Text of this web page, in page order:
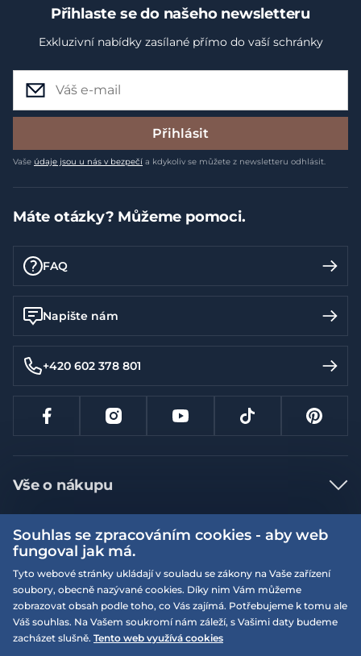
Přihlaste se do našeho newsletteru
Exkluzivní nabídky zasílané přímo do vaší schránky
Přihlásit
Vaše údaje jsou u nás v bezpečí a kdykoliv se můžete z newsletteru odhlásit.
Máte otázky? Můžeme pomoci.
FAQ
Napište nám
+420 602 378 801
Vše o nákupu
Jak nakupovat
Nejčastější dotazy
Doprava a platba
Vrácení a výměna zboží
Reklamace
Více informací
Obchodní podmínky
Podmínky EQS věrnostního klubu
On-line katalogy
Naše prodejny
EQS Rudná
Souhlas se zpracováním cookies - aby web
fungoval jak má.
Tyto webové stránky ukládají v souladu se zákony na Vaše zařízení
soubory, obecně nazývané cookies. Díky nim Vám můžeme
zobrazovat obsah podle toho, co Vás zajímá. Potřebujeme k tomu ale
Váš souhlas. Na Vašem soukromí nám záleží, s Vašimi daty budeme
zacházet slušně. Tento web využívá cookies